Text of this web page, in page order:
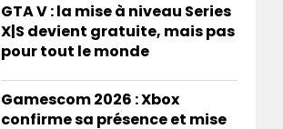
GTA V : la mise à niveau Series
X|S devient gratuite, mais pas
pour tout le monde
Gamescom 2026 : Xbox
confirme sa présence et mise